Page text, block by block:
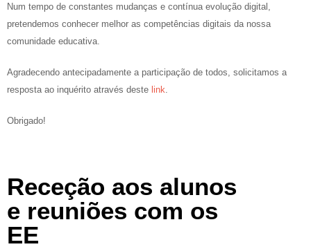
Num tempo de constantes mudanças e contínua evolução digital,
pretendemos conhecer melhor as competências digitais da nossa
comunidade educativa.
Agradecendo antecipadamente a participação de todos, solicitamos a
resposta ao inquérito através deste link
Obrigado!
Receção aos alunos
e reuniões com os
EE